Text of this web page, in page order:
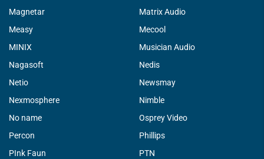
Magnetar
Matrix Audio
Measy
Mecool
MINIX
Musician Audio
Nagasoft
Nedis
Netio
Newsmay
Nexmosphere
Nimble
No name
Osprey Video
Percon
Phillips
PInk Faun
PTN